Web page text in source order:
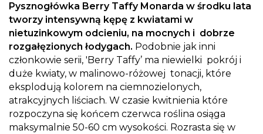
Pysznogłówka Berry Taffy Monarda w środku lata
tworzy intensywną kępę z kwiatami w
nietuzinkowym odcieniu, na mocnych i dobrze
rozgałęzionych łodygach. Podobnie jak inni
członkowie serii, 'Berry Taffy’ ma niewielki pokrój i
duże kwiaty, w malinowo-różowej tonacji, które
eksplodują kolorem na ciemnozielonych,
atrakcyjnych liściach. W czasie kwitnienia które
rozpoczyna się końcem czerwca roślina osiąga
maksymalnie 50-60 cm wysokości. Rozrasta się w